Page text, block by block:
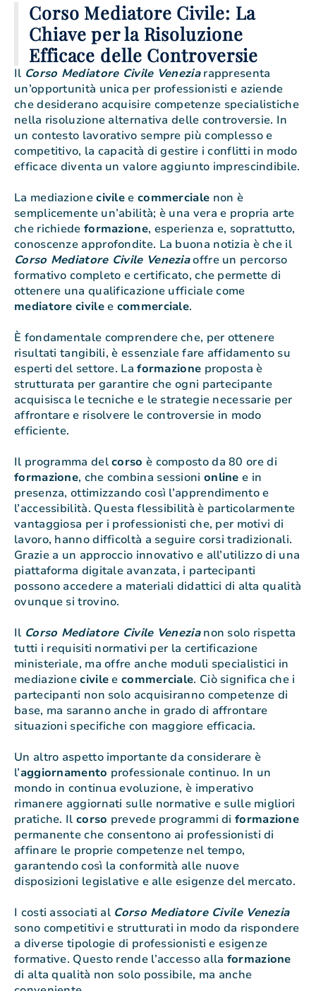
Corso Mediatore Civile: La
Chiave per la Risoluzione
Efficace delle Controversie
Il Corso Mediatore Civile Veneziarappresenta
un’opportunità unica per professionisti e aziende
che desiderano acquisire competenze specialistiche
nella risoluzione alternativa delle controversie. In
un contesto lavorativo sempre più complesso e
competitivo, la capacità di gestire i conflitti in modo
efficace diventa un valore aggiunto imprescindibile.
La mediazionecivilee commerciale non è
semplicemente un’abilità; è una vera e propria arte
che richiede formazione, esperienza e, soprattutto,
conoscenze approfondite. La buona notizia è che il
Corso Mediatore Civile Veneziaoffre un percorso
formativo completo e certificato, che permette di
ottenere una qualificazione ufficiale come
mediatore civilee commerciale.
È fondamentale comprendere che, per ottenere
risultati tangibili, è essenziale fare affidamento su
esperti del settore. Laformazione proposta è
strutturata per garantire che ogni partecipante
acquisisca le tecniche e le strategie necessarie per
affrontare e risolvere le controversie in modo
efficiente.
Il programma delcorso è composto da 80 ore di
formazione, che combina sessioni online e in
presenza, ottimizzando così l’apprendimento e
l’accessibilità. Questa flessibilità è particolarmente
vantaggiosa per i professionisti che, per motivi di
lavoro, hanno difficoltà a seguire corsi tradizionali.
Grazie a un approccio innovativo e all’utilizzo di una
piattaforma digitale avanzata, i partecipanti
possono accedere a materiali didattici di alta qualità
ovunque si trovino.
Il Corso Mediatore Civile Venezianon solo rispetta
tutti i requisiti normativi per la certificazione
ministeriale, ma offre anche moduli specialistici in
mediazionecivileecommerciale. Ciò significa che i
partecipanti non solo acquisiranno competenze di
base, ma saranno anche in grado di affrontare
situazioni specifiche con maggiore efficacia.
Un altro aspetto importante da considerare è
l’aggiornamento professionale continuo. In un
mondo in continua evoluzione, è imperativo
rimanere aggiornati sulle normative e sulle migliori
pratiche. Il corso prevede programmi diformazione
permanente che consentono ai professionisti di
affinare le proprie competenze nel tempo,
garantendo così la conformità alle nuove
disposizioni legislative e alle esigenze del mercato.
I costi associati al Corso Mediatore Civile Venezia
sono competitivi e strutturati in modo da rispondere
a diverse tipologie di professionisti e esigenze
formative. Questo rende l’accesso alla formazione
di alta qualità non solo possibile, ma anche